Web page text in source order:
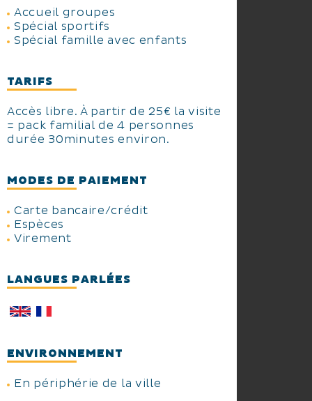
Accueil groupes
Spécial sportifs
Spécial famille avec enfants
TARIFS
Accès libre. À partir de 25€ la visite
= pack familial de 4 personnes
durée 30minutes environ.
MODES DE PAIEMENT
Carte bancaire/crédit
Espèces
Virement
LANGUES PARLÉES
ENVIRONNEMENT
En périphérie de la ville